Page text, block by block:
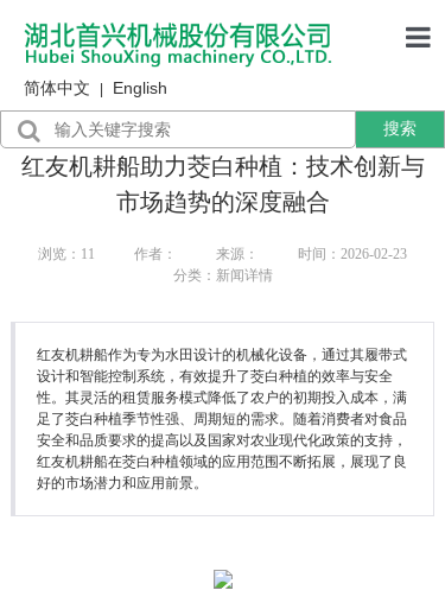
简体中文 English
行业资讯
搜索
红友机耕船助力茭白种植：技术创新与
市场趋势的深度融合
浏览： 11 作者： 来源：
时间：2026-02-23
分类：新闻详情
红友机耕船作为专为水田设计的机械化设备，通过其履带式
设计和智能控制系统，有效提升了茭白种植的效率与安全
性。其灵活的租赁服务模式降低了农户的初期投入成本，满
足了茭白种植季节性强、周期短的需求。随着消费者对食品
安全和品质要求的提高以及国家对农业现代化政策的支持，
红友机耕船在茭白种植领域的应用范围不断拓展，展现了良
好的市场潜力和应用前景。